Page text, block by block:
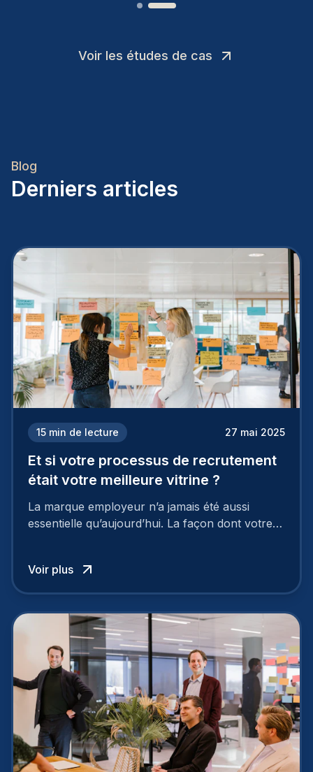
Voir les études de cas
Blog
Derniers articles
15 min de lecture 27 mai 2025
Et si votre processus de recrutement
était votre meilleure vitrine ?
La marque employeur n’a jamais été aussi
essentielle qu’aujourd’hui. La façon dont votre
à perdre les meilleurs profils.
Voir plus